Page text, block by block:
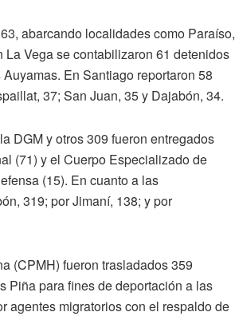
abarcando localidades como Paraíso,
Vega se contabilizaron 61 detenidos
En Santiago reportaron 58
37; San Juan, 35 y Dajabón, 34.
DGM y otros 309 fueron entregados
(71) y el Cuerpo Especializado de
(15). En cuanto a las
319; por Jimaní, 138; y por
(CPMH) fueron trasladados 359
Piña para fines de deportación a las
agentes migratorios con el respaldo de